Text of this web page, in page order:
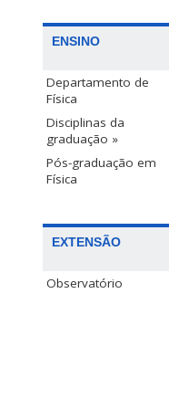
ENSINO
Departamento de
Física
Disciplinas da
graduação »
Pós-graduação em
Física
EXTENSÃO
Observatório